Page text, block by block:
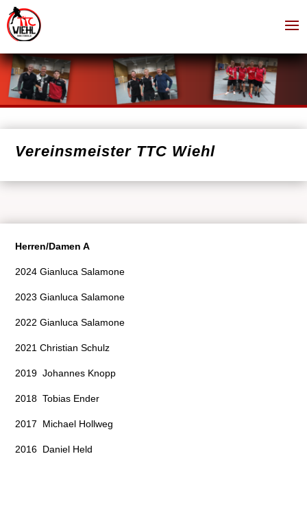
Vereinsmeister TTC Wiehl
Herren/Damen A
2024 Gianluca Salamone
2023 Gianluca Salamone
2022 Gianluca Salamone
2021 Christian Schulz
2019 Johannes Knopp
2018 Tobias Ender
2017 Michael Hollweg
2016 Daniel Held